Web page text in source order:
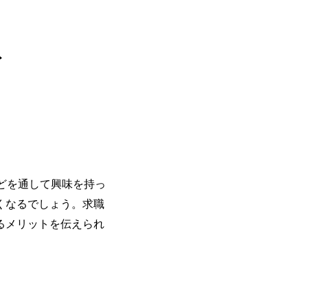
を通して興味を持っ
なるでしょう。求職
メリットを伝えられ